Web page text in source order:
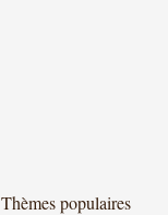
Thèmes populaires